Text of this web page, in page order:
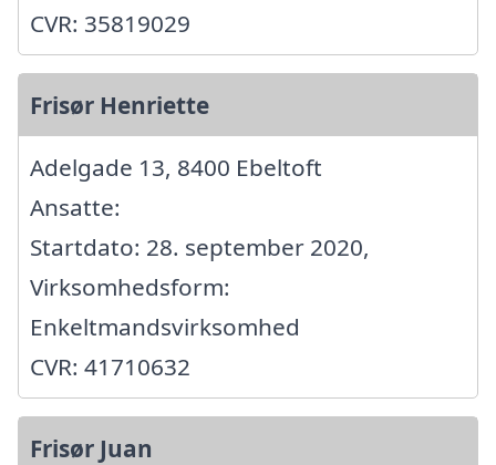
CVR: 35819029
Frisør Henriette
Adelgade 13, 8400 Ebeltoft
Ansatte:
Startdato: 28. september 2020,
Virksomhedsform:
Enkeltmandsvirksomhed
CVR: 41710632
Frisør Juan